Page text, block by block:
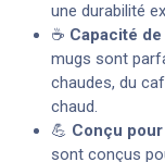
une durabilité
☕ Capacité de
mugs sont
chaudes, du
chaud.
💪 Conçu
sont conçus